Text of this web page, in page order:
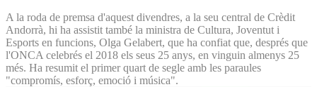
A la roda de premsa d'aquest divendres, a la seu central de Crèdit
Andorrà, hi ha assistit també la ministra de Cultura, Joventut i
Esports en funcions, Olga Gelabert, que ha confiat que, després que
l'ONCA celebrés el 2018 els seus 25 anys, en vinguin almenys 25
més. Ha resumit el primer quart de segle amb les paraules
"compromís, esforç, emoció i música".